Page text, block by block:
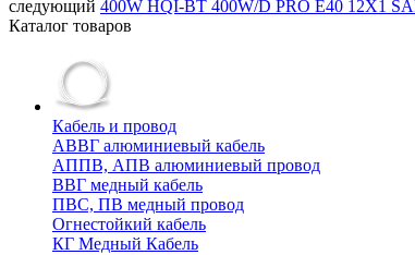
следующий 400W HQI-BT 400W/D PRO E40 12X1
Каталог товаров
Кабель и провод
АВВГ алюминиевый кабель
АППВ, АПВ алюминиевый провод
ВВГ медный кабель
ПВС, ПВ медный провод
Огнестойкий кабель
КГ Медный Кабель